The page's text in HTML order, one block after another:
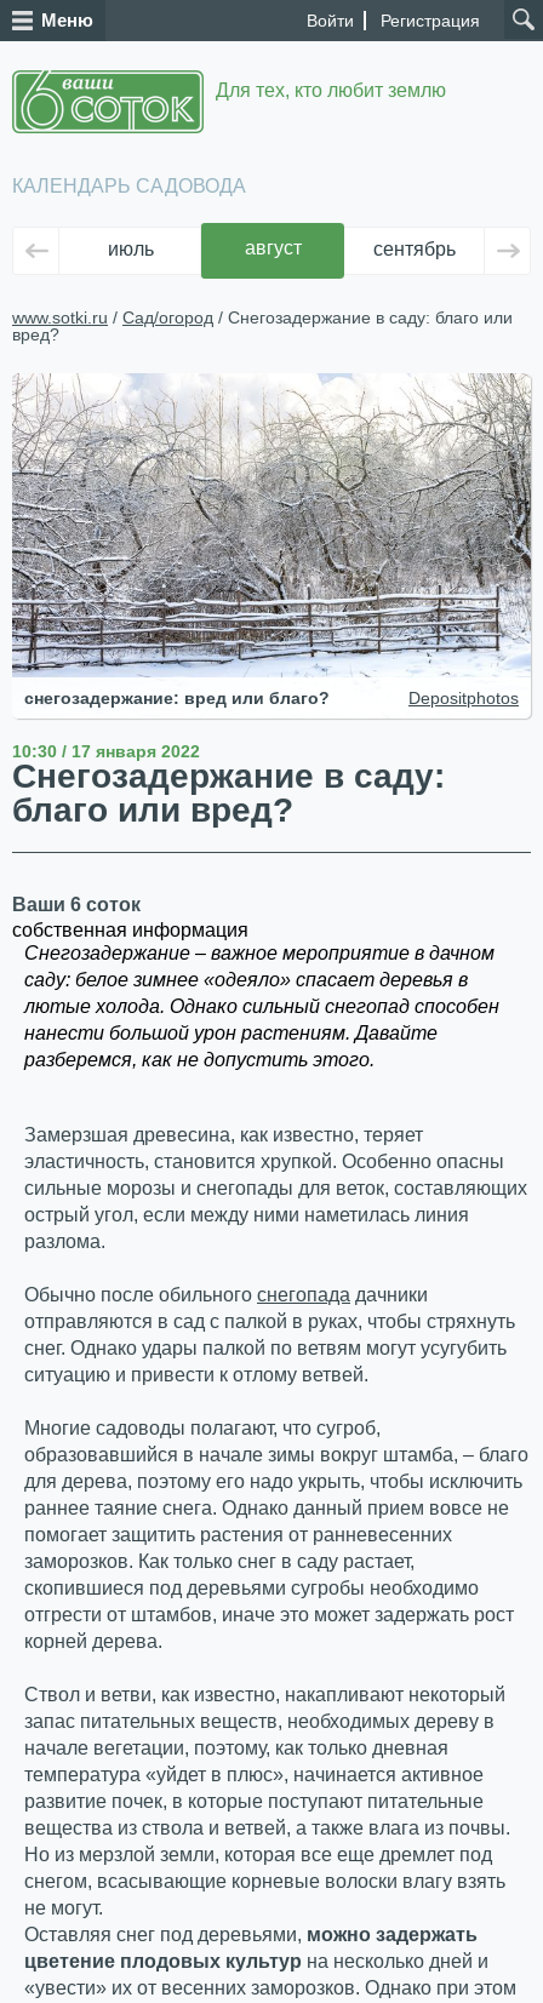
Войти Регистрация
Меню
Для тех, кто любит землю
КАЛЕНДАРЬ САДОВОДА
июль август сентябрь
www.sotki.ru / Сад/огород / Снегозадержание в саду: благо или
вред?
Depositphotos
снегозадержание: вред или благо?
10:30 / 17 января 2022
Снегозадержание в саду:
благо или вред?
Ваши 6 соток
собственная информация
Снегозадержание – важное мероприятие в дачном
саду: белое зимнее «одеяло» спасает деревья в
лютые холода. Однако сильный снегопад способен
нанести большой урон растениям. Давайте
разберемся, как не допустить этого.
Замерзшая древесина, как известно, теряет
эластичность, становится хрупкой. Особенно опасны
сильные морозы и снегопады для веток, составляющих
острый угол, если между ними наметилась линия
разлома.
Обычно после обильного снегопада дачники
отправляются в сад с палкой в руках, чтобы стряхнуть
снег. Однако удары палкой по ветвям могут усугубить
ситуацию и привести к отлому ветвей.
Многие садоводы полагают, что сугроб,
образовавшийся в начале зимы вокруг штамба, – благо
для дерева, поэтому его надо укрыть, чтобы исключить
раннее таяние снега. Однако данный прием вовсе не
помогает защитить растения от ранневесенних
заморозков. Как только снег в саду растает,
скопившиеся под деревьями сугробы необходимо
отгрести от штамбов, иначе это может задержать рост
корней дерева.
Ствол и ветви, как известно, накапливают некоторый
запас питательных веществ, необходимых дереву в
начале вегетации, поэтому, как только дневная
температура «уйдет в плюс», начинается активное
развитие почек, в которые поступают питательные
вещества из ствола и ветвей, а также влага из почвы.
Но из мерзлой земли, которая все еще дремлет под
снегом, всасывающие корневые волоски влагу взять
не могут.
Оставляя снег под деревьями, можно задержать
цветение плодовых культур на несколько дней и
«увести» их от весенних заморозков. Однако при этом